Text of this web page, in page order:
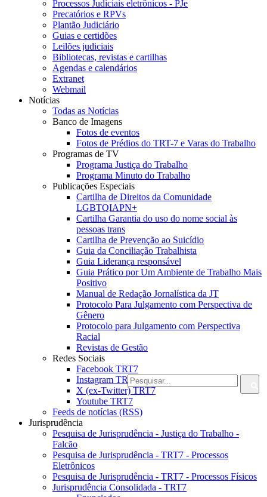
Processos Judiciais eletrônicos - PJe
Precatórios e RPVs
Plantão Judiciário
Guias e certidões
Leilões judiciais
Bibliotecas, revistas e cartilhas
Agendas e calendários
Extranet
Webmail
Notícias
Todas as Notícias
Banco de Imagens
Fotos de eventos
Fotos de Prédios do TRT-7 e Varas do Trabalho
Programas de TV
Programa Justiça do Trabalho
Programa Minuto do Trabalho
Publicações Especiais
Cartilha de Direitos da Comunidade
LGBTQIAPN+
Cartilha Garantia do uso do nome social às
pessoas trans
Cartilha de Prevenção ao Suicídio
Guia da Conciliação Trabalhista
Guia Liderança responsável
Guia Prático por Um Ambiente de Trabalho Mais
Positivo
Manual de Redação Jornalística da JT
Protocolo Para Julgamento com Perspectiva de
Gênero
Protocolo para Julgamento com Perspectiva
Racial
Revistas de Gestão
Redes Sociais
Facebook TRT7
Instagram TRT7
X (ex-Twitter) TRT7
Youtube TRT7
Feeds de notícias (RSS)
Jurisprudência
Pesquisa de Jurisprudência - Justiça do Trabalho -
Falcão
Pesquisa de Jurisprudência - TRT7 - Processos
Eletrônicos
Pesquisa de Jurisprudência - TRT7 - Processos Físicos
Jurisprudência Consolidada - TRT7